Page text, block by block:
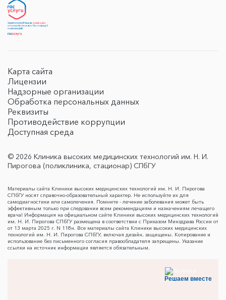
Карта сайта
Лицензии
Надзорные организации
Обработка персональных данных
Реквизиты
Противодействие коррупции
Доступная среда
© 2026 Клиника высоких медицинских технологий им. Н. И.
Пирогова (поликлиника, стационар) СПбГУ
Материалы сайта Клиники высоких медицинских технологий им. Н. И. Пирогова
СПбГУ носят справочно-образовательный характер. Не используйте их для
самодиагностики или самолечения. Помните - лечение заболевания может быть
эффективным только при следовании всем рекомендациям и назначениям лечащего
врача! Информация на официальном сайте Клиники высоких медицинских технологий
им. Н. И. Пирогова СПбГУ размещена в соответствии с Приказом Минздрава России от
от 13 марта 2025 г. N 118н. Все материалы сайта Клиники высоких медицинских
технологий им. Н. И. Пирогова СПбГУ, включая дизайн, защищены. Копирование и
использование без письменного согласия правообладателя запрещены. Указание
ссылки на источник информации является обязательным.
Решаем вместе